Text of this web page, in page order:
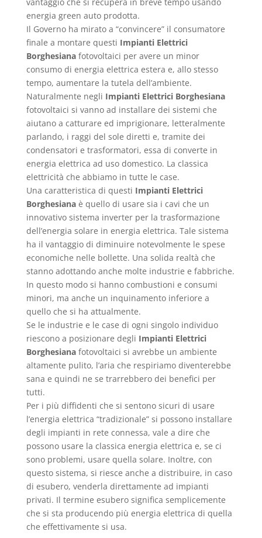
vantaggio che si recupera in breve tempo usando
energia green auto prodotta.
Il Governo ha mirato a “convincere” il consumatore
finale a montare questi Impianti Elettrici
Borghesianafotovoltaici per avere un minor
consumo di energia elettrica estera e, allo stesso
tempo, aumentare la tutela dell’ambiente.
Naturalmente negli Impianti Elettrici Borghesiana
fotovoltaici si vanno ad installare dei sistemi che
aiutano a catturare ed imprigionare, letteralmente
parlando, i raggi del sole diretti e, tramite dei
condensatori e trasformatori, essa di converte in
energia elettrica ad uso domestico. La classica
elettricità che abbiamo in tutte le case.
Una caratteristica di questi Impianti Elettrici
Borghesianaè quello di usare sia i cavi che un
innovativo sistema inverter per la trasformazione
dell’energia solare in energia elettrica. Tale sistema
ha il vantaggio di diminuire notevolmente le spese
economiche nelle bollette. Una solida realtà che
stanno adottando anche molte industrie e fabbriche.
In questo modo si hanno combustioni e consumi
minori, ma anche un inquinamento inferiore a
quello che si ha attualmente.
Se le industrie e le case di ogni singolo individuo
riescono a posizionare degli Impianti Elettrici
Borghesianafotovoltaici si avrebbe un ambiente
altamente pulito, l’aria che respiriamo diventerebbe
sana e quindi ne se trarrebbero dei benefici per
tutti.
Per i più diffidenti che si sentono sicuri di usare
l’energia elettrica “tradizionale” si possono installare
degli impianti in rete connessa, vale a dire che
possono usare la classica energia elettrica e, se ci
sono problemi, usare quella solare. Inoltre, con
questo sistema, si riesce anche a distribuire, in caso
di esubero, venderla direttamente ad impianti
privati. Il termine esubero significa semplicemente
che si sta producendo più energia elettrica di quella
che effettivamente si usa.